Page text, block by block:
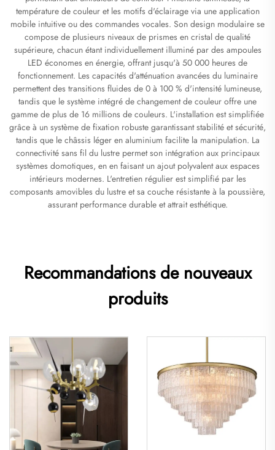
température de couleur et les motifs d'éclairage via une application
mobile intuitive ou des commandes vocales. Son design modulaire se
compose de plusieurs niveaux de prismes en cristal de qualité
supérieure, chacun étant individuellement illuminé par des ampoules
LED économes en énergie, offrant jusqu'à 50 000 heures de
fonctionnement. Les capacités d'atténuation avancées du luminaire
permettent des transitions fluides de 0 à 100 % d'intensité lumineuse,
tandis que le système intégré de changement de couleur offre une
gamme de plus de 16 millions de couleurs. L'installation est simplifiée
grâce à un système de fixation robuste garantissant stabilité et sécurité,
tandis que le châssis léger en aluminium facilite la manipulation. La
connectivité sans fil du lustre permet son intégration aux principaux
systèmes domotiques, en en faisant un ajout polyvalent aux espaces
intérieurs modernes. L'entretien régulier est simplifié par les
composants amovibles du lustre et sa couche résistante à la poussière,
assurant performance durable et attrait esthétique.
Recommandations de nouveaux
produits